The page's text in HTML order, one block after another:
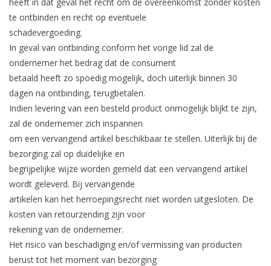
te ontbinden en recht op eventuele
schadevergoeding.
In geval van ontbinding conform het vorige lid zal de
ondernemer het bedrag dat de consument
betaald heeft zo spoedig mogelijk, doch uiterlijk binnen 30
dagen na ontbinding, terugbetalen.
Indien levering van een besteld product onmogelijk blijkt te zijn,
zal de ondernemer zich inspannen
om een vervangend artikel beschikbaar te stellen. Uiterlijk bij de
bezorging zal op duidelijke en
begrijpelijke wijze worden gemeld dat een vervangend artikel
wordt geleverd. Bij vervangende
artikelen kan het herroepingsrecht niet worden uitgesloten. De
kosten van retourzending zijn voor
rekening van de ondernemer.
Het risico van beschadiging en/of vermissing van producten
berust tot het moment van bezorging